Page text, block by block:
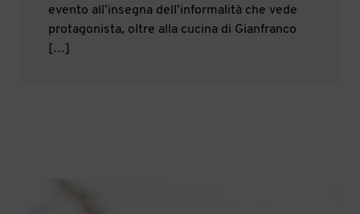
evento all’insegna dell’informalità che vede
protagonista, oltre alla cucina di Gianfranco
[…]